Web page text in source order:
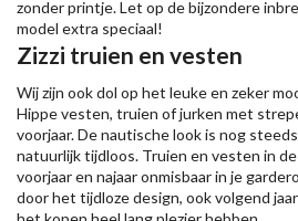
zonder printje. Let op de bijzondere
model extra speciaal!
Zizzi truien en vesten
Wij zijn ook dol op het leuke en zeker
Hippe vesten, truien of jurken met
voorjaar. De nautische look is nog
natuurlijk tijdloos. Truien en vesten in
voorjaar en najaar onmisbaar in je
door het tijdloze design, ook volgend